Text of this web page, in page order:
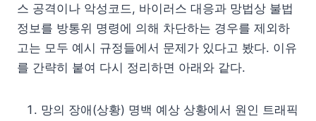
스 공격이나 악성코드, 바이러스 대응과 망법상 불법
정보를 방통위 명령에 의해 차단하는 경우를 제외하
고는 모두 예시 규정들에서 문제가 있다고 봤다. 이유
를 간략히 붙여 다시 정리하면 아래와 같다.
망의 장애(상황) 명백 예상 상황에서 원인 트래픽